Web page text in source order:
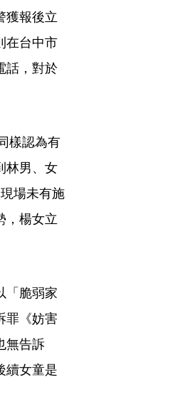
獲報後立
在台中市
話，對於
樣認為有
林男、女
場未有施
，楊女立
「脆弱家
罪《妨害
無告訴
續女童是